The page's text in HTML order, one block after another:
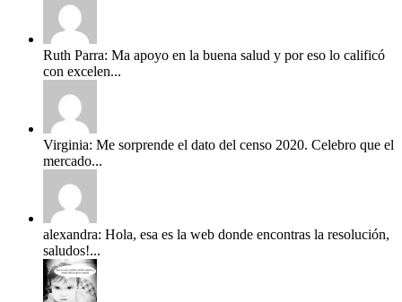
Ruth Parra: Ma apoyo en la buena salud y por eso lo calificó
con excelen...
Virginia: Me sorprende el dato del censo 2020. Celebro que el
mercado...
alexandra: Hola, esa es la web donde encontras la resolución,
saludos!...